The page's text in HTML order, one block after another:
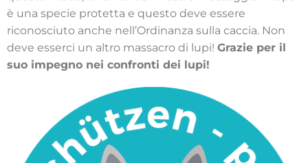
è una specie protetta e questo deve essere
riconosciuto anche nell’Ordinanza sulla caccia. Non
deve esserci un altro massacro di lupi! Grazie per il
suo impegno nei confronti dei lupi!